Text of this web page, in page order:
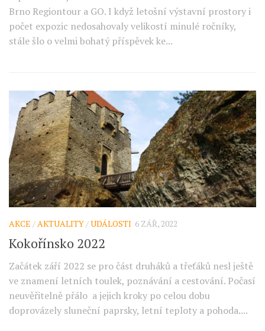
Brno Regiontour a GO. I když letošní výstavní prostory i
počet expozic nedosahovaly velikostí minulé ročníky,
stále šlo o velmi bohatý příspěvek ke...
AKCE /AKTUALITY/UDÁLOSTI 6 ZÁŘ, 2022
Kokořínsko 2022
Začátek září 2022 se pro část druháků a třeťáků nesl ještě
ve znamení letních toulek, poznávání a cestování. Počasí
neuvěřitelně přálo a jejich kroky po celou dobu
doprovázely sluneční paprsky, letní teploty a pohoda....